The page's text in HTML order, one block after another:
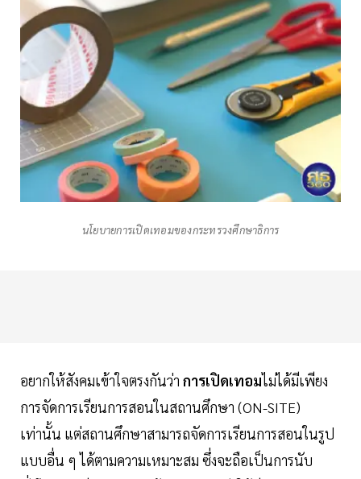
นโยบายการเปิดเทอมของกระทรวงศึกษาธิการ
อยากให้สังคมเข้าใจตรงกันว่า การเปิดเทอมไม่ได้มีเพียง
การจัดการเรียนการสอนในสถานศึกษา (ON-SITE)
เท่านั้น แต่สถานศึกษาสามารถจัดการเรียนการสอนในรูป
แบบอื่น ๆ ได้ตามความเหมาะสม ซึ่งจะถือเป็นการนับ